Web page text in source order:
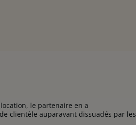
le partenaire en a
clientèle auparavant dissuadés par les